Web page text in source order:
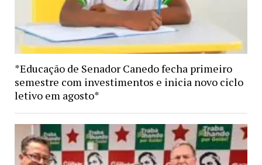
*Educação de Senador Canedo fecha primeiro
semestre com investimentos e inicia novo ciclo
letivo em agosto*